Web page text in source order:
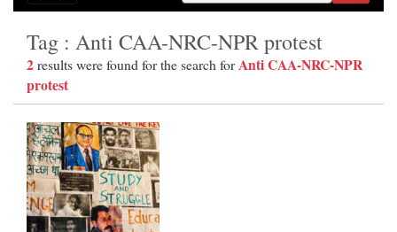
Tag : Anti CAA-NRC-NPR protest
2results were found for the search forAnti CAA-NRC-NPR
protest